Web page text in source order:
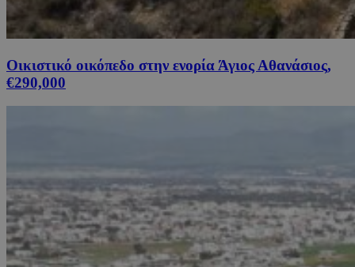
Οικιστικό οικόπεδο στην ενορία Άγιος Αθανάσιος,
€290,000